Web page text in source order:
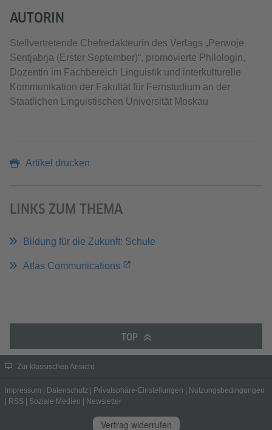
AUTORIN
Stellvertretende Chefredakteurin des Verlags „Perwoje
Sentjabrja (Erster September)“, promovierte Philologin,
Dozentin im Fachbereich Linguistik und interkulturelle
Kommunikation der Fakultät für Fernstudium an der
Staatlichen Linguistischen Universität Moskau
Artikel drucken
LINKS ZUM THEMA
Bildung für die Zukunft: Schule
Atlas Communications
TOP
Zur klassischen Ansicht
Impressum Datenschutz Privatsphäre-Einstellungen
Nutzungsbedingungen
RSS Soziale Medien Newsletter
Vertrag widerrufen